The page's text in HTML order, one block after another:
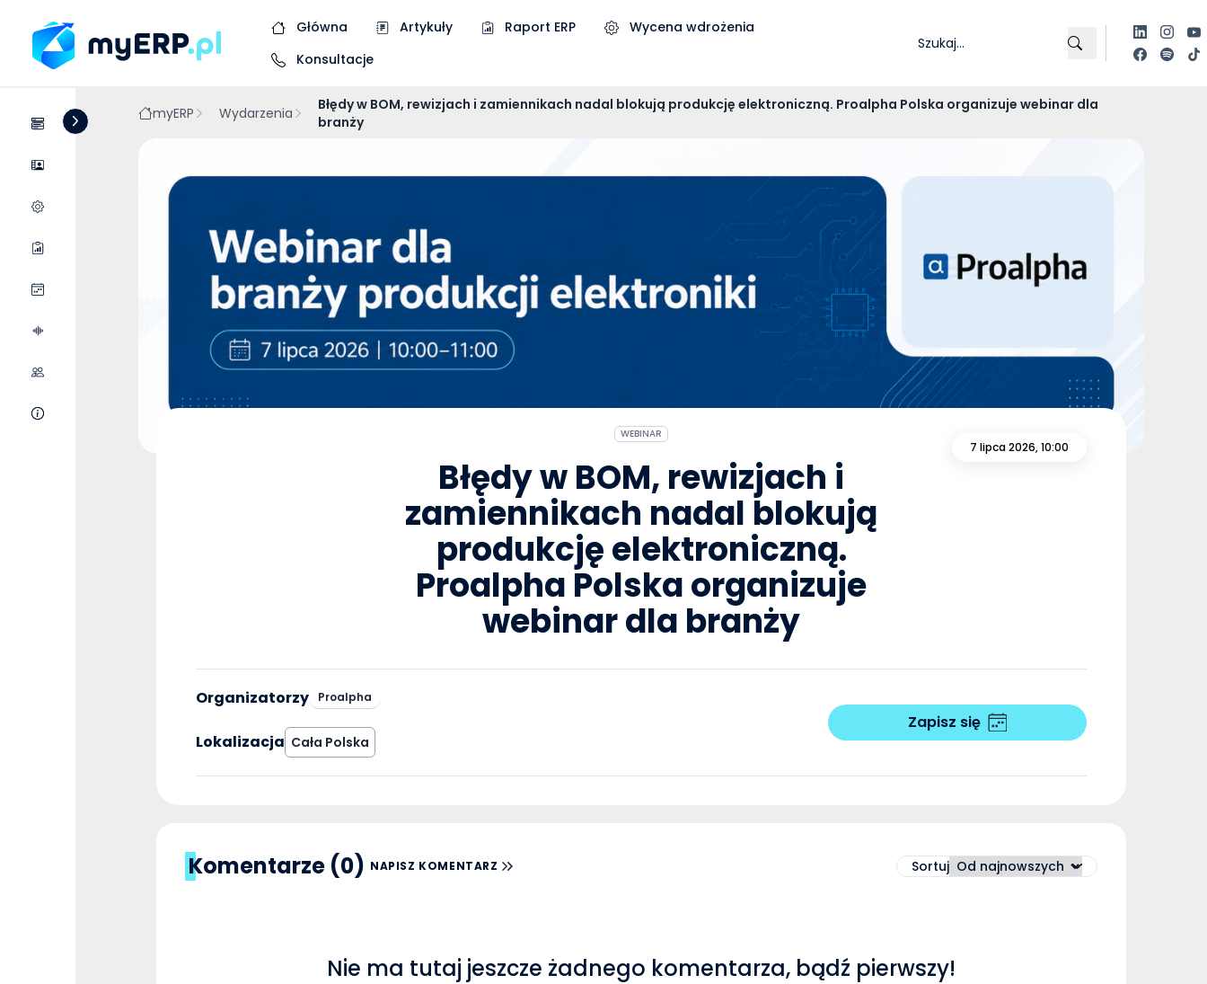
Główna Artykuły Raport ERP
Wycena wdrożenia
Konsultacje
Systemy
myERP Wydarzenia
Błędy w BOM, rewizjach i zamiennikach nadal blokują produkcję elektroniczną. Proalpha Polska organizuje webinar dla
branży
7 lipca 2026, 10:00
WEBINAR
Błędy w BOM, rewizjach i
zamiennikach nadal blokują
produkcję elektroniczną.
Proalpha Polska organizuje
webinar dla branży
Organizatorzy Proalpha
Lokalizacja Cała Polska
Zapisz się
Komentarze (0) NAPISZ KOMENTARZ Sortuj
Nie ma tutaj jeszcze żadnego komentarza, bądź pierwszy!